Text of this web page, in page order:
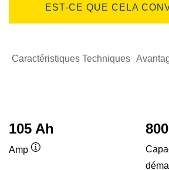
EST-CE QUE CELA
Caractéristiques Techniques
105 Ah
Amp